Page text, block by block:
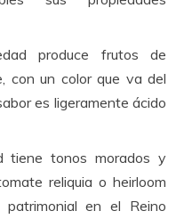
produce frutos de
con un color que va del
es ligeramente ácido
tiene tonos morados y
reliquia o heirloom
en el Reino